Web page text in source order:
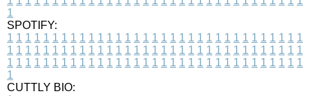
1
SPOTIFY:
1 1 1 1 1 1 1 1 1 1 1 1 1 1 1 1 1 1 1 1 1 1 1 1 1 1 1 1 1 1 1 1 1
1 1 1 1 1 1 1 1 1 1 1 1 1 1 1 1 1 1 1 1 1 1 1 1 1 1 1 1 1 1 1 1 1
1 1 1 1 1 1 1 1 1 1 1 1 1 1 1 1 1 1 1 1 1 1 1 1 1 1 1 1 1 1 1 1 1
1
CUTTLY BIO: